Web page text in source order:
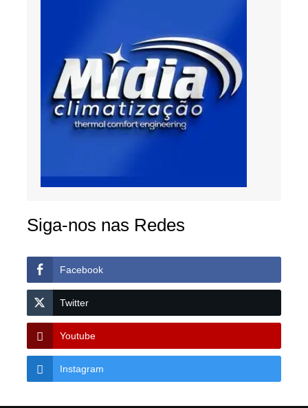
Siga-nos nas Redes
Facebook
Twitter
Youtube
Instagram